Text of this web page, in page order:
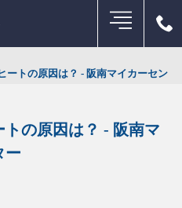
ートの原因は？ - 阪南マイカーセンタ
トの原因は？ - 阪南マ
ー